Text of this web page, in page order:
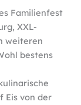
Familienfest
XXL-
weiteren
bestens
Eis von der